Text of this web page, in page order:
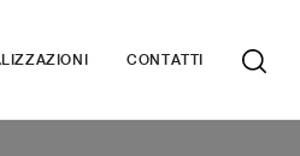
CONTATTI